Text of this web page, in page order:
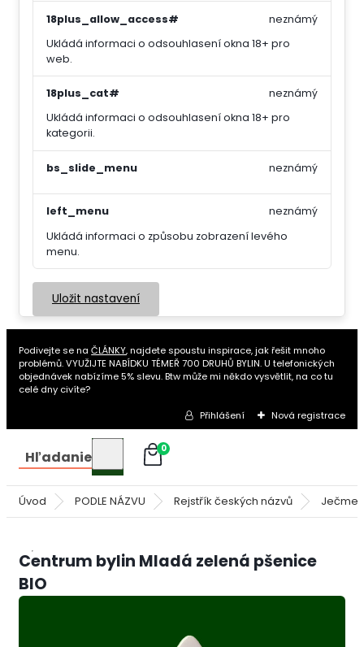
18plus_allow_access#
Ukládá informaci o odsouhlasení okna 18+ pro
web.
neznámý
18plus_cat#
Ukládá informaci o odsouhlasení okna 18+ pro
kategorii.
neznámý
bs_slide_menu neznámý
left_menu
Ukládá informaci o způsobu zobrazení levého
menu.
neznámý
Uložit nastavení
Podivejte se naČLÁNKY, najdete spoustu inspirace, jak řešit mnoho
problémů. VYUŽIJTE NABÍDKU TÉMEŘ 700 DRUHŮ BYLIN. U telefonických
objednávek nabízíme 5% slevu. Btw může mi někdo vysvětlit, na co tu
celé dny civíte?
Přihlášení Nová registrace
Hľadanie 0
Úvod PODLE NÁZVU Rejstřík českých názvů
Centrum bylin Mladá zelená pšenice
BIO